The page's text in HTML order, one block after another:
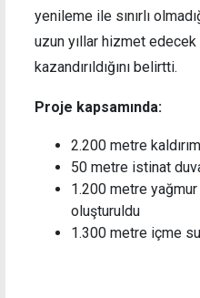
yenileme ile sınırlı
uzun yıllar hizmet edecek
kazandırıldığını belirtti.
Proje kapsamında:
2.200 metre
50 metre istinat
1.200 metre yağmur
oluşturuldu
1.300 metre içme